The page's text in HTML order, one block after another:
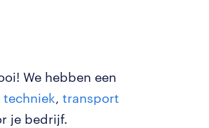
We hebben een
techniek, transport
je bedrijf.